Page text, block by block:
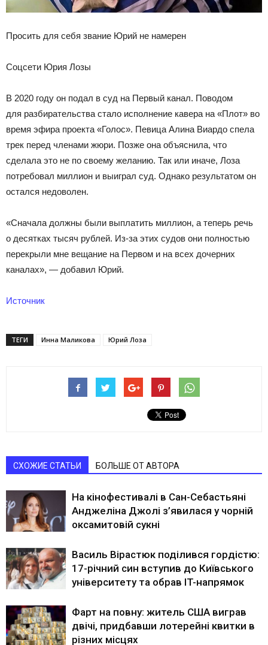
Просить для себя звание Юрий не намерен
Соцсети Юрия Лозы
В 2020 году он подал в суд на Первый канал. Поводом
для разбирательства стало исполнение кавера на «Плот» во
время эфира проекта «Голос». Певица Алина Виардо спела
трек перед членами жюри. Позже она объяснила, что
сделала это не по своему желанию. Так или иначе, Лоза
потребовал миллион и выиграл суд. Однако результатом он
остался недоволен.
«Сначала должны были выплатить миллион, а теперь речь
о десятках тысяч рублей. Из-за этих судов они полностью
перекрыли мне вещание на Первом и на всех дочерних
каналах», — добавил Юрий.
Источник
ТЕГИ Инна Маликова Юрий Лоза
СХОЖИЕ СТАТЬИ БОЛЬШЕ ОТ АВТОРА
На кінофестивалі в Сан-Себастьяні
Анджеліна Джолі з’явилася у чорній
оксамитовій сукні
Василь Вірастюк поділився гордістю:
17-річний син вступив до Київського
університету та обрав IT-напрямок
Фарт на повну: житель США виграв
двічі, придбавши лотерейні квитки в
різних місцях